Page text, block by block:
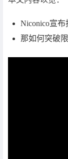
Niconico宣
那如何突破